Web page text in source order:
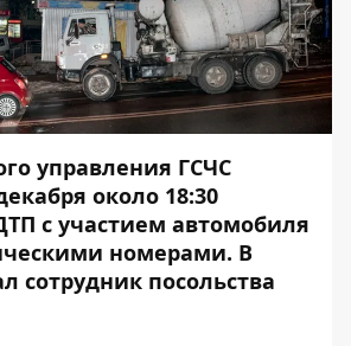
управления ГСЧС
около 18:30
с участием автомобиля
номерами. В
сотрудник посольства